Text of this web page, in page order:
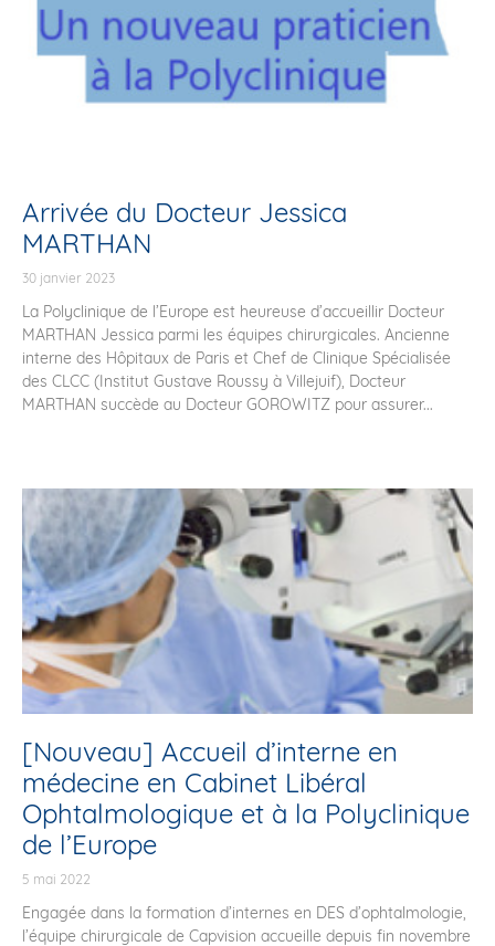
Arrivée du Docteur Jessica
MARTHAN
30 janvier 2023
La Polyclinique de l’Europe est heureuse d’accueillir Docteur
MARTHAN Jessica parmi les équipes chirurgicales. Ancienne
interne des Hôpitaux de Paris et Chef de Clinique Spécialisée
des CLCC (Institut Gustave Roussy à Villejuif), Docteur
MARTHAN succède au Docteur GOROWITZ pour assurer...
[Nouveau] Accueil d’interne en
médecine en Cabinet Libéral
Ophtalmologique et à la Polyclinique
de l’Europe
5 mai 2022
Engagée dans la formation d’internes en DES d’ophtalmologie,
l’équipe chirurgicale de Capvision accueille depuis fin novembre